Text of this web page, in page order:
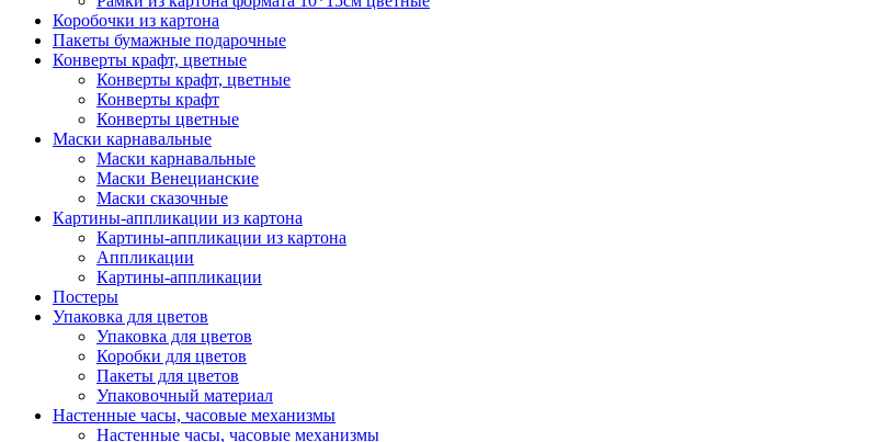
Коробочки из картона
Пакеты бумажные подарочные
Конверты крафт, цветные
Конверты крафт, цветные
Конверты крафт
Конверты цветные
Маски карнавальные
Маски карнавальные
Маски Венецианские
Маски сказочные
Картины-аппликации из картона
Картины-аппликации из картона
Аппликации
Картины-аппликации
Постеры
Упаковка для цветов
Упаковка для цветов
Коробки для цветов
Пакеты для цветов
Упаковочный материал
Настенные часы, часовые механизмы
Настенные часы, часовые механизмы